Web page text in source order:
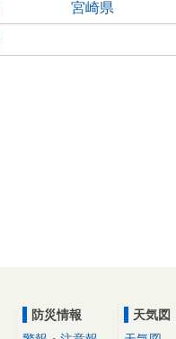
宮崎県
防災情報
天気図